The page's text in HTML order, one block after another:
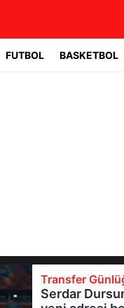
FUTBOL BASKETBOL